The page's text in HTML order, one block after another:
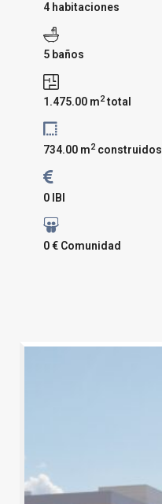
4 habitaciones
5 baños
1.475.00 m2total
734.00 m2 construidos
0 IBI
0 € Comunidad